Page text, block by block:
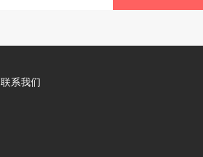
联系我们